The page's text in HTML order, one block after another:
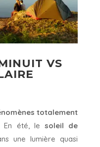
VS
totalement
En été, lesoleil de
une lumière quasi